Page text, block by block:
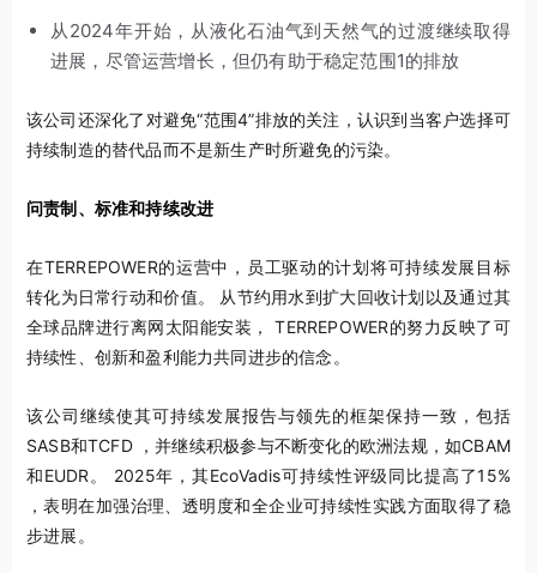
从2024年开始，从液化石油气到天然气的过渡继续取得
进展，尽管运营增长，但仍有助于稳定范围1的排放
该公司还深化了对避免“范围4”排放的关注，认识到当客户选择可
持续制造的替代品而不是新生产时所避免的污染。
问责制、标准和持续改进
在TERREPOWER的运营中，员工驱动的计划将可持续发展目标
转化为日常行动和价值。 从节约用水到扩大回收计划以及通过其
全球品牌进行离网太阳能安装， TERREPOWER的努力反映了可
持续性、创新和盈利能力共同进步的信念。
该公司继续使其可持续发展报告与领先的框架保持一致，包括
SASB和TCFD ，并继续积极参与不断变化的欧洲法规，如CBAM
和EUDR。 2025年，其EcoVadis可持续性评级同比提高了15%
，表明在加强治理、透明度和全企业可持续性实践方面取得了稳
步进展。